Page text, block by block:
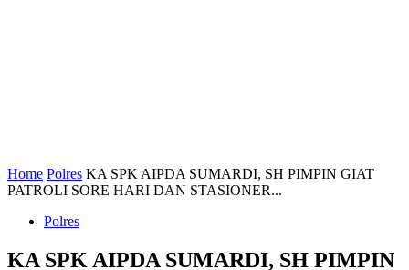
Home Polres KA SPK AIPDA SUMARDI, SH PIMPIN GIAT
PATROLI SORE HARI DAN STASIONER...
Polres
KA SPK AIPDA SUMARDI, SH PIMPIN